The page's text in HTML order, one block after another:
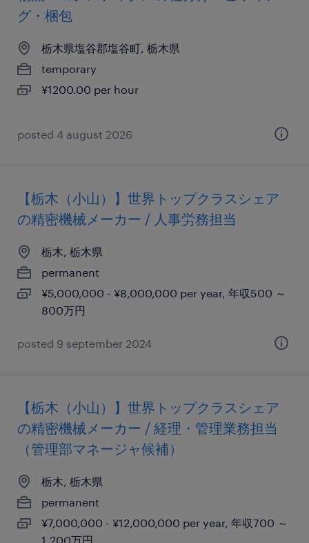
グ・梱包
栃木県塩谷郡塩谷町, 栃木県
temporary
¥1200.00 per hour
posted 4 august 2026
【栃木（小山）】世界トップクラスシェア
の精密機械メーカー / 人事労務担当
栃木, 栃木県
permanent
¥5,000,000 - ¥8,000,000 per year, 年収500 ～
800万円
posted 9 september 2024
【栃木（小山）】世界トップクラスシェア
の精密機械メーカー / 経理・管理業務担当
（管理部マネージャ候補）
栃木, 栃木県
permanent
¥7,000,000 - ¥12,000,000 per year, 年収700 ～
1,200万円